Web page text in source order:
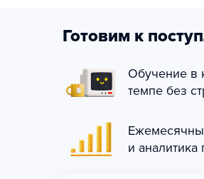
Готовим к
Обучение в
темпе без
и аналитика